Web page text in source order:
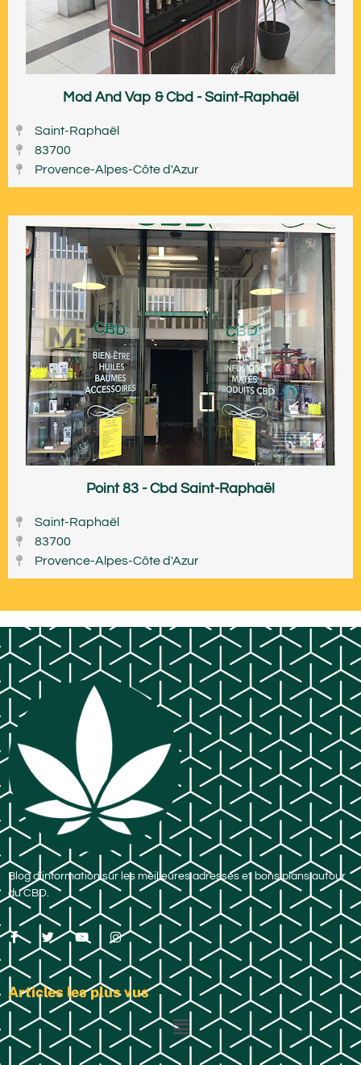
Mod And Vap & Cbd - Saint-Raphaël
Saint-Raphaël
83700
Provence-Alpes-Côte d'Azur
Point 83 - Cbd Saint-Raphaël
Saint-Raphaël
83700
Provence-Alpes-Côte d'Azur
Blog d’information sur les meilleures adresses et bons plans autour
du CBD.
Articles les plus vus